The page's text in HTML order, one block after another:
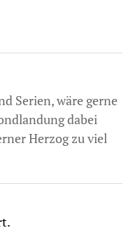
Serien, wäre gerne
dabei
Herzog zu viel